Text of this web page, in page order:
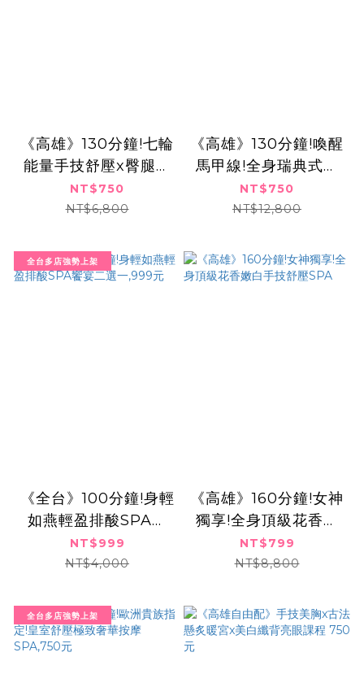
《高雄》130分鐘!七輪
能量手技舒壓x臀腿輕
舞養氣舒體,750元
NT$750
NT$6,800
《高雄》130分鐘!喚醒
馬甲線!全身瑞典式手
技舒壓+雙機爆SO平
衡曲線,750元
NT$750
NT$12,800
全台多店強勢上架
《全台》100分鐘!身輕
如燕輕盈排酸SPA饗
宴二選一,999元
NT$999
NT$4,000
《高雄》160分鐘!女神
獨享!全身頂級花香嫩
白手技舒壓SPA
NT$799
NT$8,800
全台多店強勢上架